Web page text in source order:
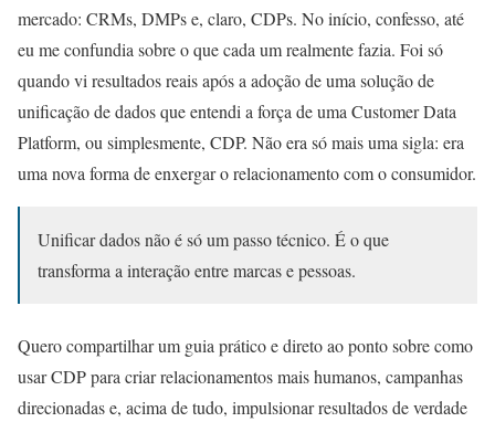
mercado: CRMs, DMPs e, claro, CDPs. No início, confesso, até
eu me confundia sobre o que cada um realmente fazia. Foi só
quando vi resultados reais após a adoção de uma solução de
unificação de dados que entendi a força de uma Customer Data
Platform, ou simplesmente, CDP. Não era só mais uma sigla: era
uma nova forma de enxergar o relacionamento com o consumidor.
Unificar dados não é só um passo técnico. É o que
transforma a interação entre marcas e pessoas.
Quero compartilhar um guia prático e direto ao ponto sobre como
usar CDP para criar relacionamentos mais humanos, campanhas
direcionadas e, acima de tudo, impulsionar resultados de verdade